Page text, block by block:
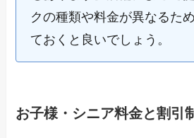
クの種類や料金が異なるた
ておくと良いでしょう。
お子様・シニア料金と割引